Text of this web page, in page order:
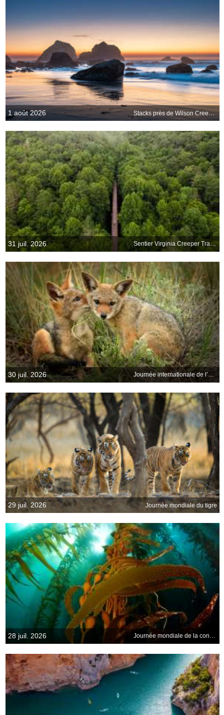
1 août 2026 Stacks près de Wilson Creek Beach, Californie, États-Unis
31 juil. 2026 Sentier Virginia Creeper Trail, Damascus, Virginie, États-Unis
30 juil. 2026 Journée internationale de l’amitié
29 juil. 2026 Journée mondiale du tigre
28 juil. 2026 Journée mondiale de la conservation de la nature